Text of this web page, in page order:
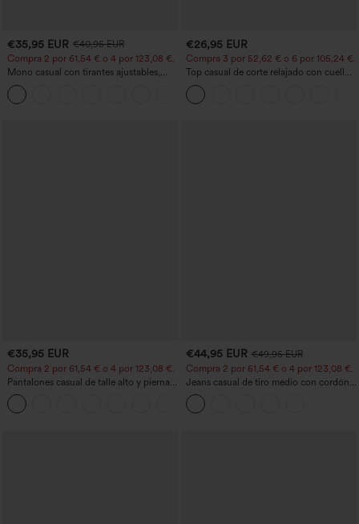
€35,95 EUR €40,95 EUR
Compra 2 por 61,54 € o 4 por 123,08 €.
Mono casual con tirantes ajustables,
fruncidos, pierna ancha, tejido jaspeado
y bolsillos - Easy Peezy
€26,95 EUR
Compra 3 por 52,62 € o 6 por 105,24 €.
Top casual de corte relajado con cuello
redondo y mangas murciélago.
€35,95 EUR
Compra 2 por 61,54 € o 4 por 123,08 €.
Pantalones casual de talle alto y pierna
recta con tacto de lino y bolsillos
€44,95 EUR €49,95 EUR
Compra 2 por 61,54 € o 4 por 123,08 €.
Jeans casual de tiro medio con cordón y
bolsillos